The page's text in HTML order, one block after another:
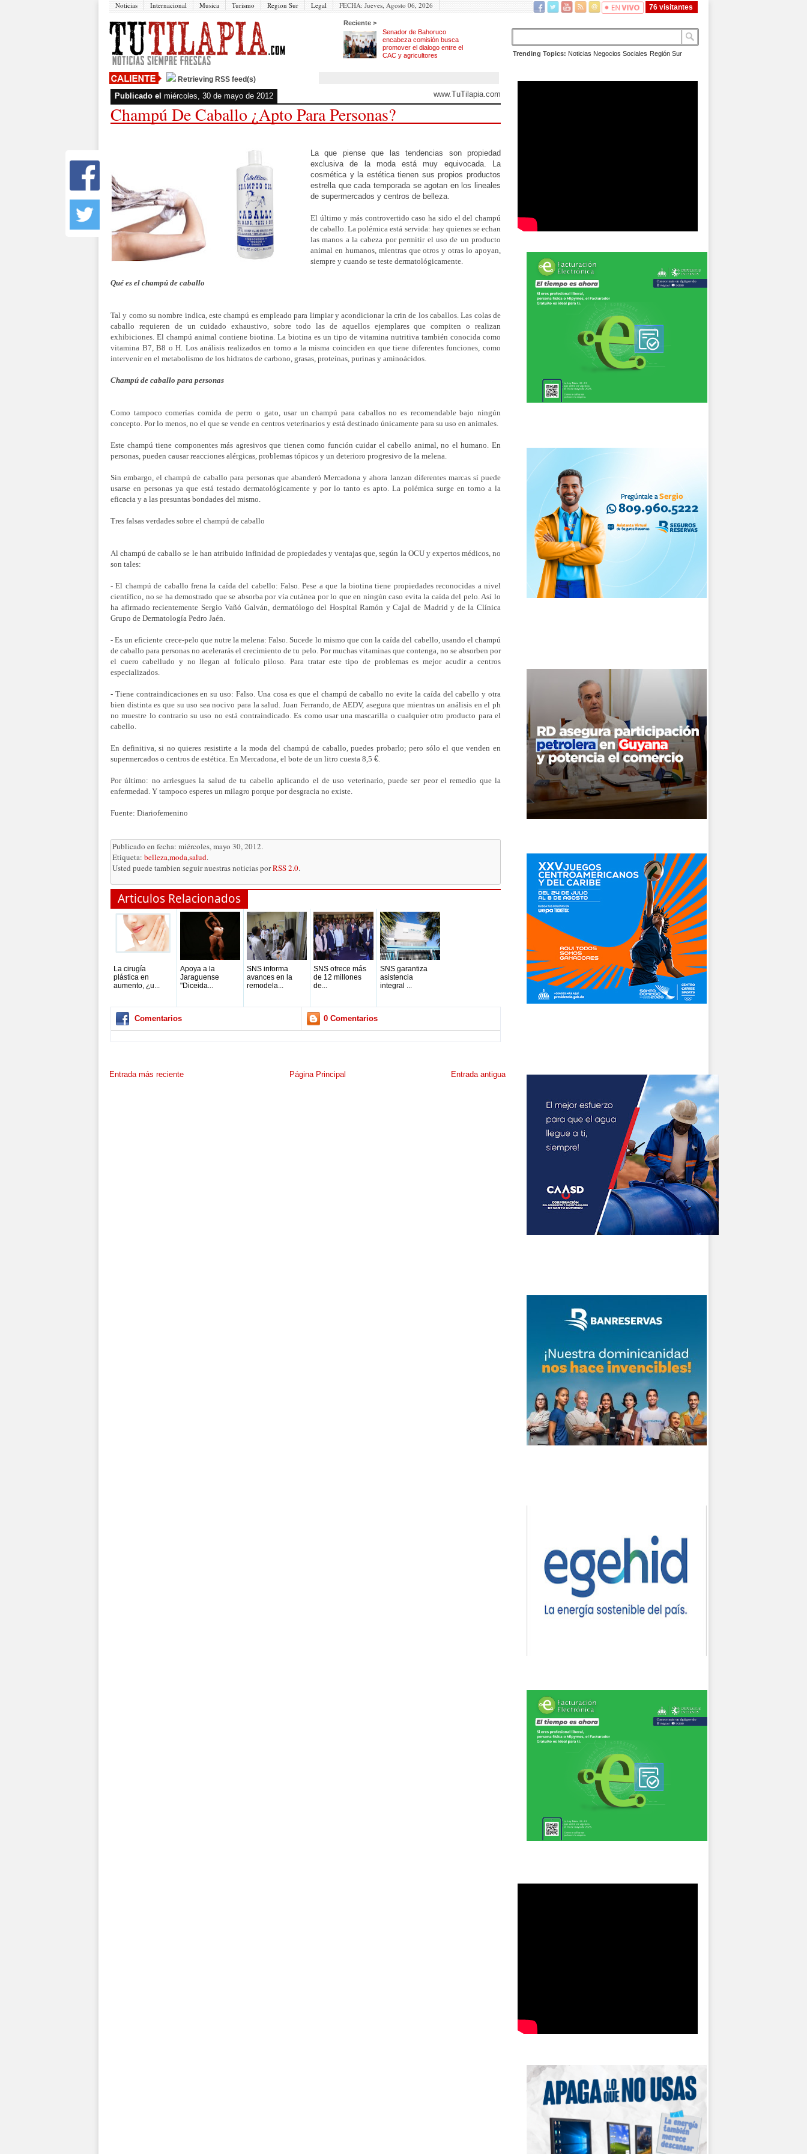
Noticias Internacional Musica Turismo Region Sur Legal FECHA: Jueves, Agosto 06, 2026 76 visitantes
Reciente >
Senador de Bahoruco
encabeza comisión busca
promover el dialogo entre el
CAC y agricultores
Trending Topics: Noticias Negocios Sociales Región Sur
Retrieving RSS feed(s)
Publicado el miércoles, 30 de mayo de 2012 www.TuTilapia.com
Champú De Caballo ¿apto Para Personas?
La que piense que las tendencias son propiedad
exclusiva de la moda está muy equivocada. La
cosmética y la estética tienen sus propios productos
estrella que cada temporada se agotan en los lineales
de supermercados y centros de belleza.
El último y más controvertido caso ha sido el del champú
de caballo. La polémica está servida: hay quienes se echan
las manos a la cabeza por permitir el uso de un producto
animal en humanos, mientras que otros y otras lo apoyan,
siempre y cuando se teste dermatológicamente.
Qué es el champú de caballo
Tal y como su nombre indica, este champú es empleado para limpiar y acondicionar la crin de los caballos. Las colas de
caballo requieren de un cuidado exhaustivo, sobre todo las de aquellos ejemplares que compiten o realizan
exhibiciones. El champú animal contiene biotina. La biotina es un tipo de vitamina nutritiva también conocida como
vitamina B7, B8 o H. Los análisis realizados en torno a la misma coinciden en que tiene diferentes funciones, como
intervenir en el metabolismo de los hidratos de carbono, grasas, proteínas, purinas y aminoácidos.
Champú de caballo para personas
Como tampoco comerías comida de perro o gato, usar un champú para caballos no es recomendable bajo ningún
concepto. Por lo menos, no el que se vende en centros veterinarios y está destinado únicamente para su uso en animales.
Este champú tiene componentes más agresivos que tienen como función cuidar el cabello animal, no el humano. En
personas, pueden causar reacciones alérgicas, problemas tópicos y un deterioro progresivo de la melena.
Sin embargo, el champú de caballo para personas que abanderó Mercadona y ahora lanzan diferentes marcas sí puede
usarse en personas ya que está testado dermatológicamente y por lo tanto es apto. La polémica surge en torno a la
eficacia y a las presuntas bondades del mismo.
Tres falsas verdades sobre el champú de caballo
Al champú de caballo se le han atribuido infinidad de propiedades y ventajas que, según la OCU y expertos médicos, no
son tales:
- El champú de caballo frena la caída del cabello: Falso. Pese a que la biotina tiene propiedades reconocidas a nivel
científico, no se ha demostrado que se absorba por vía cutánea por lo que en ningún caso evita la caída del pelo. Así lo
ha afirmado recientemente Sergio Vañó Galván, dermatólogo del Hospital Ramón y Cajal de Madrid y de la Clínica
Grupo de Dermatología Pedro Jaén.
- Es un eficiente crece-pelo que nutre la melena: Falso. Sucede lo mismo que con la caída del cabello, usando el champú
de caballo para personas no acelerarás el crecimiento de tu pelo. Por muchas vitaminas que contenga, no se absorben por
el cuero cabelludo y no llegan al folículo piloso. Para tratar este tipo de problemas es mejor acudir a centros
especializados.
- Tiene contraindicaciones en su uso: Falso. Una cosa es que el champú de caballo no evite la caída del cabello y otra
bien distinta es que su uso sea nocivo para la salud. Juan Ferrando, de AEDV, asegura que mientras un análisis en el ph
no muestre lo contrario su uso no está contraindicado. Es como usar una mascarilla o cualquier otro producto para el
cabello.
En definitiva, si no quieres resistirte a la moda del champú de caballo, puedes probarlo; pero sólo el que venden en
supermercados o centros de estética. En Mercadona, el bote de un litro cuesta 8,5 €.
Por último: no arriesgues la salud de tu cabello aplicando el de uso veterinario, puede ser peor el remedio que la
enfermedad. Y tampoco esperes un milagro porque por desgracia no existe.
Fuente: Diariofemenino
Publicado en fecha: miércoles, mayo 30, 2012.
Etiqueta: belleza,moda,salud.
Usted puede tambien seguir nuestras noticias porRSS 2.0.
Articulos Relacionados
La cirugía
plástica en
aumento, ¿u...
Apoya a la
Jaraguense
"Diceida...
SNS informa
avances en la
remodela...
SNS ofrece más
de 12 millones
de...
SNS garantiza
asistencia
integral ...
Comentarios 0 Comentarios
Entrada más reciente Entrada antigua
Página Principal